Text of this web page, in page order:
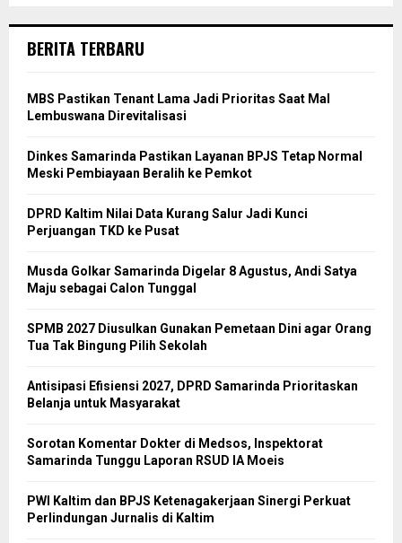
BERITA TERBARU
MBS Pastikan Tenant Lama Jadi Prioritas Saat Mal
Lembuswana Direvitalisasi
Dinkes Samarinda Pastikan Layanan BPJS Tetap Normal
Meski Pembiayaan Beralih ke Pemkot
DPRD Kaltim Nilai Data Kurang Salur Jadi Kunci
Perjuangan TKD ke Pusat
Musda Golkar Samarinda Digelar 8 Agustus, Andi Satya
Maju sebagai Calon Tunggal
SPMB 2027 Diusulkan Gunakan Pemetaan Dini agar Orang
Tua Tak Bingung Pilih Sekolah
Antisipasi Efisiensi 2027, DPRD Samarinda Prioritaskan
Belanja untuk Masyarakat
Sorotan Komentar Dokter di Medsos, Inspektorat
Samarinda Tunggu Laporan RSUD IA Moeis
PWI Kaltim dan BPJS Ketenagakerjaan Sinergi Perkuat
Perlindungan Jurnalis di Kaltim